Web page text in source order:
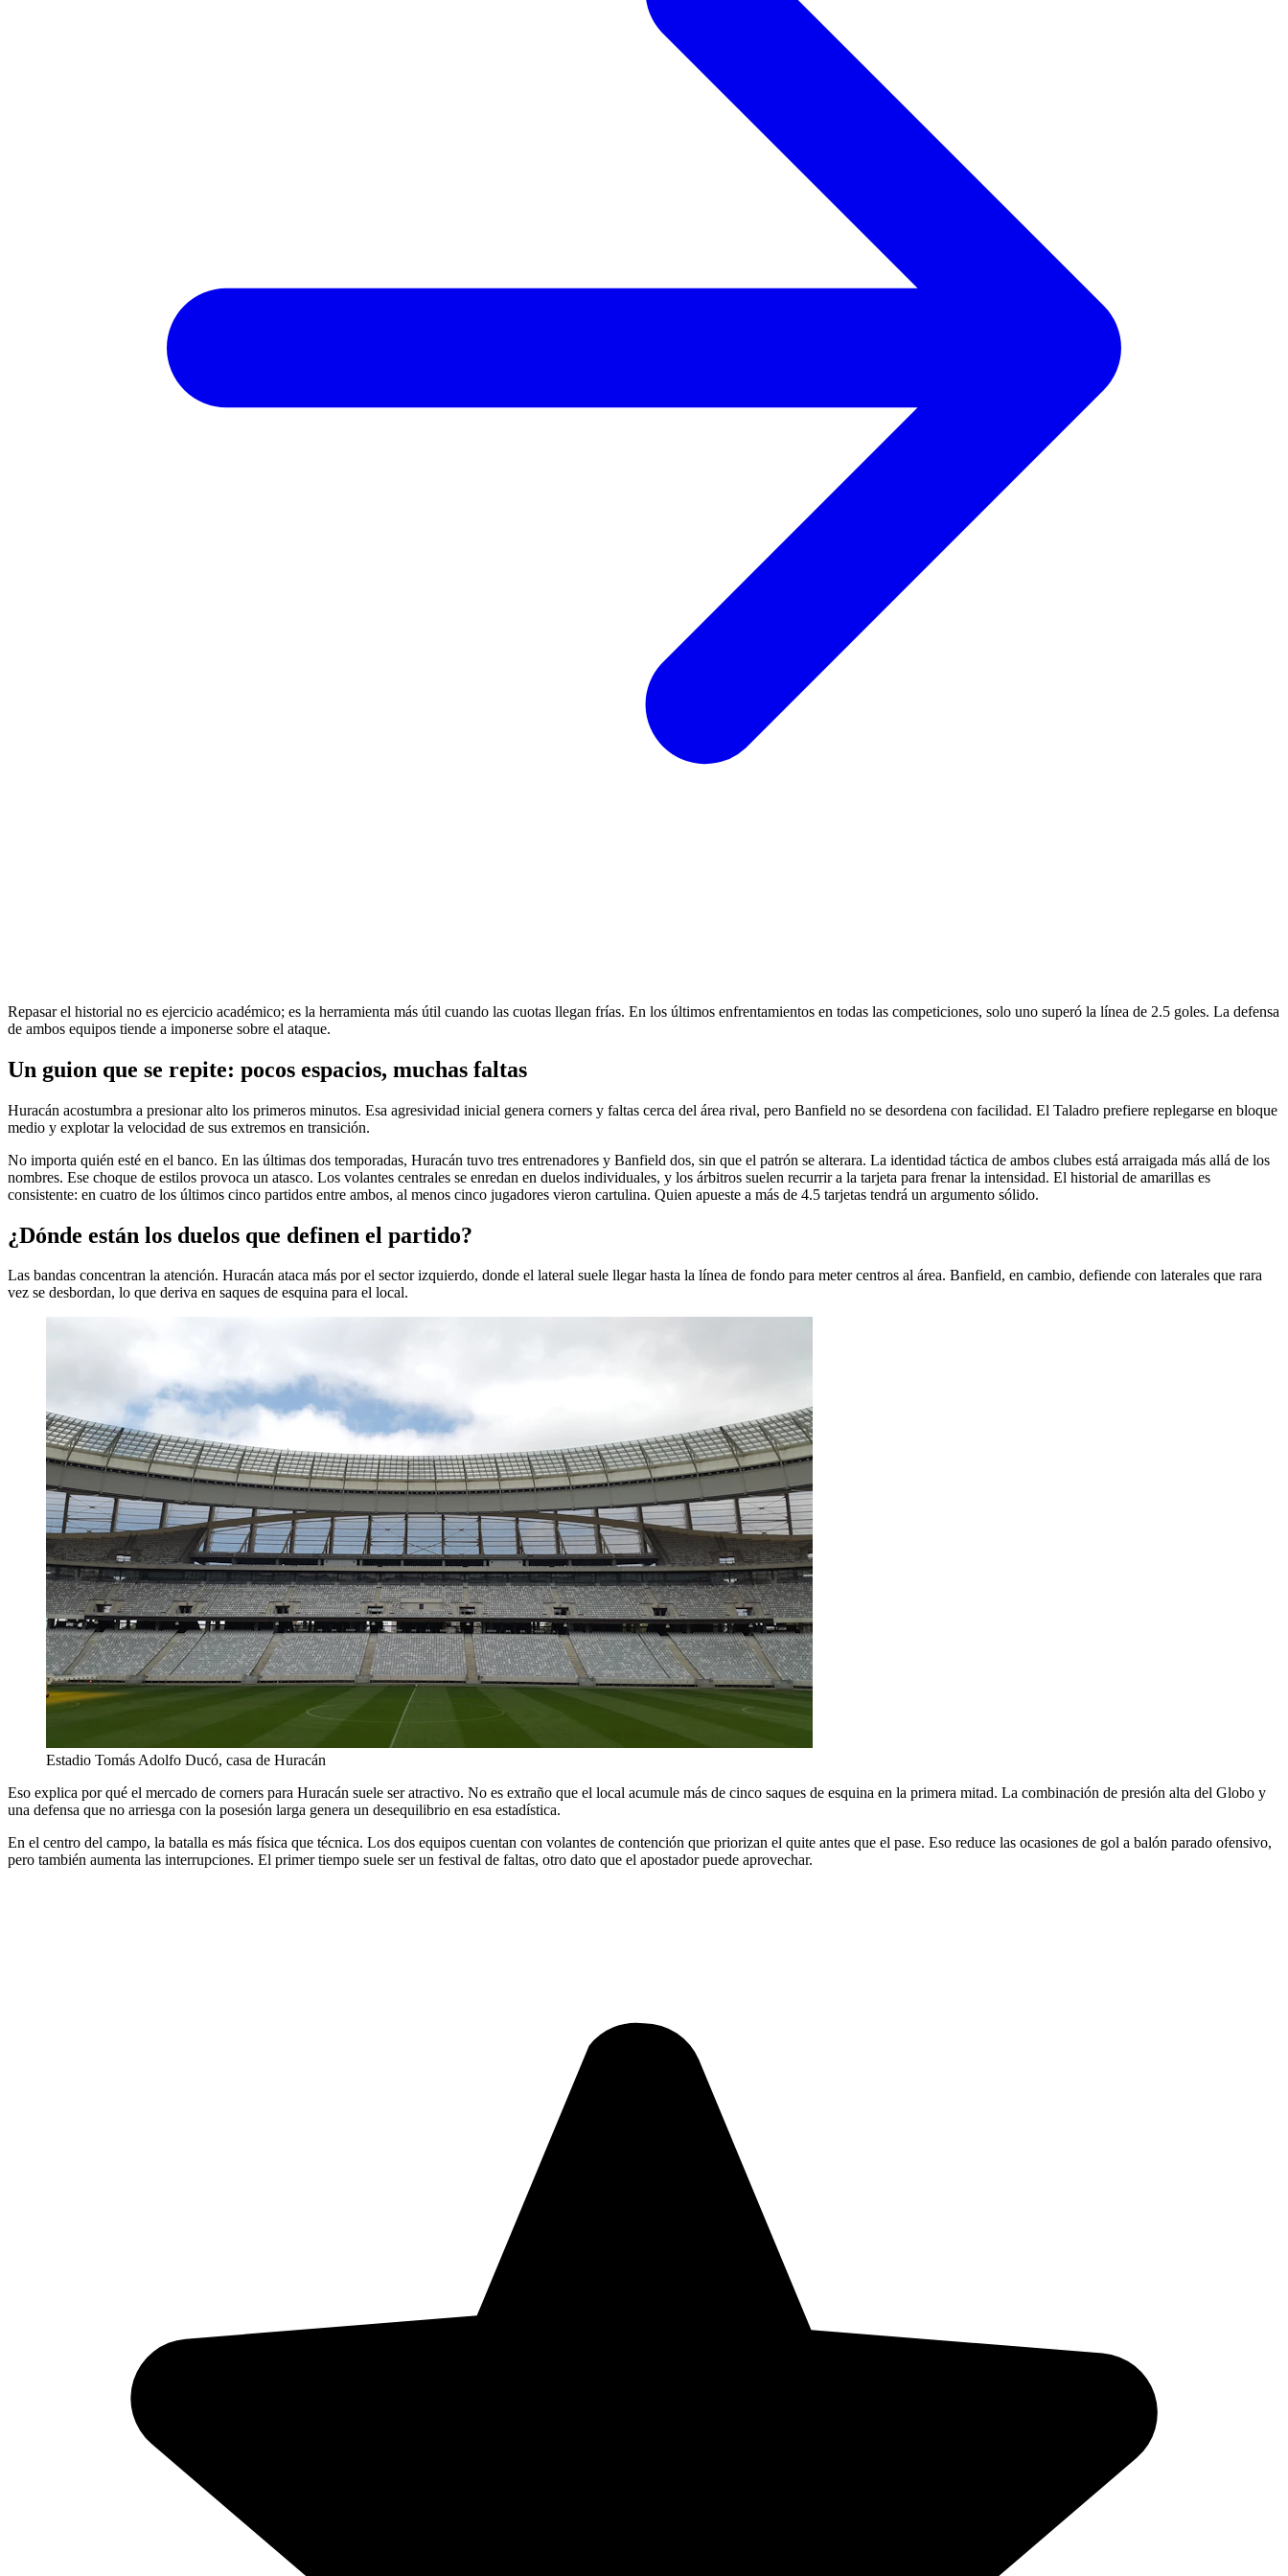
Repasar el historial no es ejercicio académico; es la herramienta más útil cuando las cuotas llegan frías. En los últimos enfrentamientos en todas las competiciones, solo uno superó la línea de 2.5 goles. La defensa
de ambos equipos tiende a imponerse sobre el ataque.
Un guion que se repite: pocos espacios, muchas faltas
Huracán acostumbra a presionar alto los primeros minutos. Esa agresividad inicial genera corners y faltas cerca del área rival, pero Banfield no se desordena con facilidad. El Taladro prefiere replegarse en bloque
medio y explotar la velocidad de sus extremos en transición.
No importa quién esté en el banco. En las últimas dos temporadas, Huracán tuvo tres entrenadores y Banfield dos, sin que el patrón se alterara. La identidad táctica de ambos clubes está arraigada más allá de los
nombres. Ese choque de estilos provoca un atasco. Los volantes centrales se enredan en duelos individuales, y los árbitros suelen recurrir a la tarjeta para frenar la intensidad. El historial de amarillas es
consistente: en cuatro de los últimos cinco partidos entre ambos, al menos cinco jugadores vieron cartulina. Quien apueste a más de 4.5 tarjetas tendrá un argumento sólido.
¿Dónde están los duelos que definen el partido?
Las bandas concentran la atención. Huracán ataca más por el sector izquierdo, donde el lateral suele llegar hasta la línea de fondo para meter centros al área. Banfield, en cambio, defiende con laterales que rara
vez se desbordan, lo que deriva en saques de esquina para el local.
Estadio Tomás Adolfo Ducó, casa de Huracán
Eso explica por qué el mercado de corners para Huracán suele ser atractivo. No es extraño que el local acumule más de cinco saques de esquina en la primera mitad. La combinación de presión alta del Globo y
una defensa que no arriesga con la posesión larga genera un desequilibrio en esa estadística.
En el centro del campo, la batalla es más física que técnica. Los dos equipos cuentan con volantes de contención que priorizan el quite antes que el pase. Eso reduce las ocasiones de gol a balón parado ofensivo,
pero también aumenta las interrupciones. El primer tiempo suele ser un festival de faltas, otro dato que el apostador puede aprovechar.